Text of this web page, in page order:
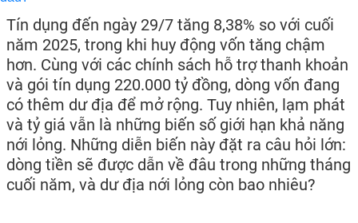
Tín dụng đến ngày 29/7 tăng 8,38% so với cuối
năm 2025, trong khi huy động vốn tăng chậm
hơn. Cùng với các chính sách hỗ trợ thanh khoản
và gói tín dụng 220.000 tỷ đồng, dòng vốn đang
có thêm dư địa để mở rộng. Tuy nhiên, lạm phát
và tỷ giá vẫn là những biến số giới hạn khả năng
nới lỏng. Những diễn biến này đặt ra câu hỏi lớn:
dòng tiền sẽ được dẫn về đâu trong những tháng
cuối năm, và dư địa nới lỏng còn bao nhiêu?